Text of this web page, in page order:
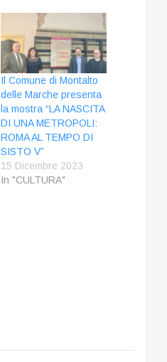
Il Comune di Montalto
delle Marche presenta
la mostra “LA NASCITA
DI UNA METROPOLI:
ROMA AL TEMPO DI
SISTO V”
15 Dicembre 2023
In "CULTURA"